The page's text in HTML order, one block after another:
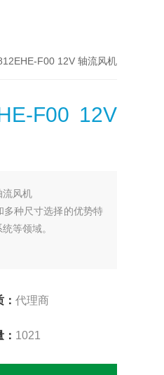
F00 12V 轴流风机
F00 12V
流风机
多种尺寸选择的优势特
等领域。
代理商
1021